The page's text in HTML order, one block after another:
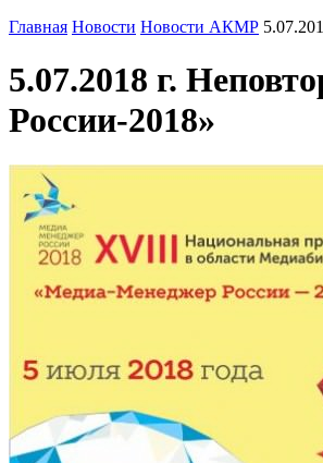
Главная Новости Новости АКМР
5.07.2018 г.
России-2018»